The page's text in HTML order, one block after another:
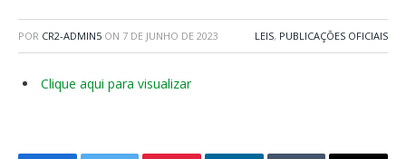
POR CR2-ADMIN5 ON 7 DE JUNHO DE 2023 LEIS, PUBLICAÇÕES OFICIAIS
Clique aqui para visualizar